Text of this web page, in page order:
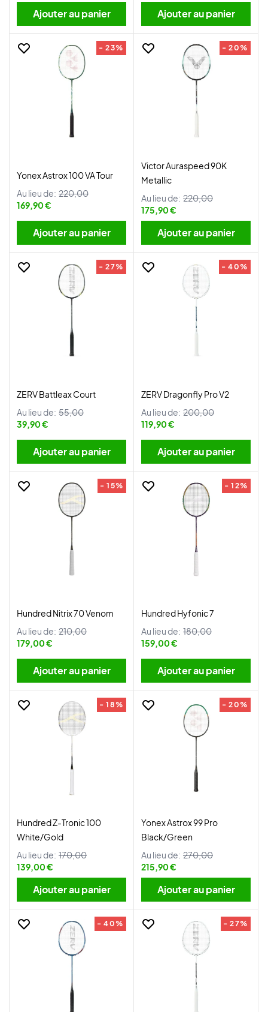
Ajouter au panier Ajouter au panier
- 23%
Yonex Astrox 100 VA Tour
Au lieu de: 220,00
169,90 €
Ajouter au panier
- 20%
Victor Auraspeed 90K
Metallic
Au lieu de: 220,00
175,90 €
Ajouter au panier
- 27%
ZERV Battleax Court
Au lieu de: 55,00
39,90 €
Ajouter au panier
- 40%
ZERV Dragonfly Pro V2
Au lieu de: 200,00
119,90 €
Ajouter au panier
- 15%
Hundred Nitrix 70 Venom
Au lieu de: 210,00
179,00 €
Ajouter au panier
- 12%
Hundred Hyfonic 7
Au lieu de: 180,00
159,00 €
Ajouter au panier
- 18%
Hundred Z-Tronic 100
White/Gold
Au lieu de: 170,00
139,00 €
Ajouter au panier
- 20%
Yonex Astrox 99 Pro
Black/Green
Au lieu de: 270,00
215,90 €
Ajouter au panier
- 40% - 27%